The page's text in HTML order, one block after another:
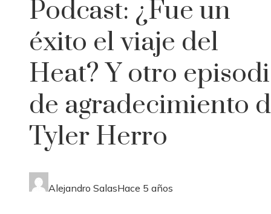
Podcast: ¿Fue un
éxito el viaje del
Heat? Y otro
de agradecimiento
Tyler Herro
Alejandro SalasHace 5 años